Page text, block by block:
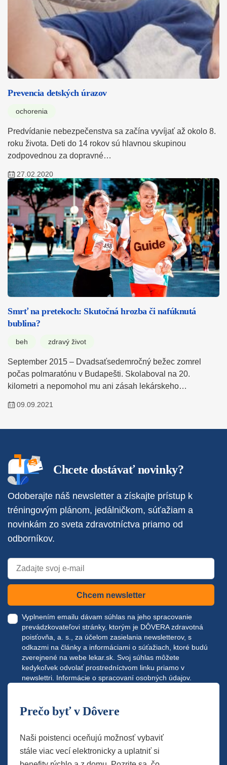
Prevencia detských úrazov
ochorenia
Predvídanie nebezpečenstva sa začína vyvíjať až okolo 8.
roku života. Deti do 14 rokov sú hlavnou skupinou
zodpovednou za dopravné…
27.02.2020
Smrť na pretekoch: Skutočná hrozba či nafúknutá
bublina?
beh zdravý život
September 2015 – Dvadsaťsedemročný bežec zomrel
počas polmaratónu v Budapešti. Skolaboval na 20.
kilometri a nepomohol mu ani zásah lekárskeho…
09.09.2021
Chcete dostávať novinky?
Odoberajte náš newsletter a získajte prístup k
tréningovým plánom, jedálničkom, súťažiam a
novinkám zo sveta zdravotníctva priamo od
odborníkov.
Chcem newsletter
Vyplnením emailu dávam súhlas na jeho spracovanie
prevádzkovateľovi stránky, ktorým je DÔVERA zdravotná
poisťovňa, a. s., za účelom zasielania newsletterov, s
odkazmi na články a informáciami o súťažiach, ktoré budú
zverejnené na webe lekar.sk. Svoj súhlas môžete
kedykoľvek odvolať prostredníctvom linku priamo v
newslettri. Informácie o spracovaní osobných údajov.
Prečo byť v Dôvere
Naši poistenci oceňujú možnosť vybaviť
stále viac vecí elektronicky a uplatniť si